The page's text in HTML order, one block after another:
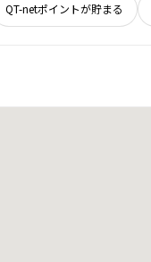
QT-netポイントが貯まる